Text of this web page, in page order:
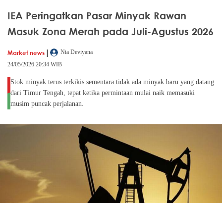
IEA Peringatkan Pasar Minyak Rawan
Masuk Zona Merah pada Juli-Agustus 2026
Market news |
Nia Deviyana
24/05/2026 20:34 WIB
Stok minyak terus terkikis sementara tidak ada minyak baru yang datang
dari Timur Tengah, tepat ketika permintaan mulai naik memasuki
musim puncak perjalanan.